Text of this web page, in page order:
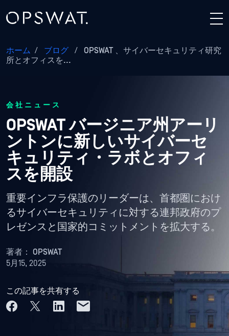
ホーム / ブログ /
OPSWAT 、サイバーセキュリティ研究
所とオフィスを...
会社ニュース
OPSWAT バージニア州アーリ
ントンに新しいサイバーセ
キュリティ・ラボとオフィ
スを開設
重要インフラ保護のリーダーは、首都圏におけ
るサイバーセキュリティに対する連邦政府のプ
レゼンスと国家的コミットメントを拡大する。
著者： OPSWAT
5月15, 2025
この記事を共有する